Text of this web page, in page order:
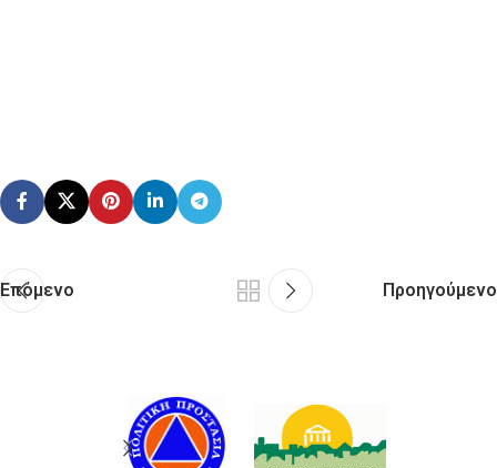
Επόμενο Προηγούμενο